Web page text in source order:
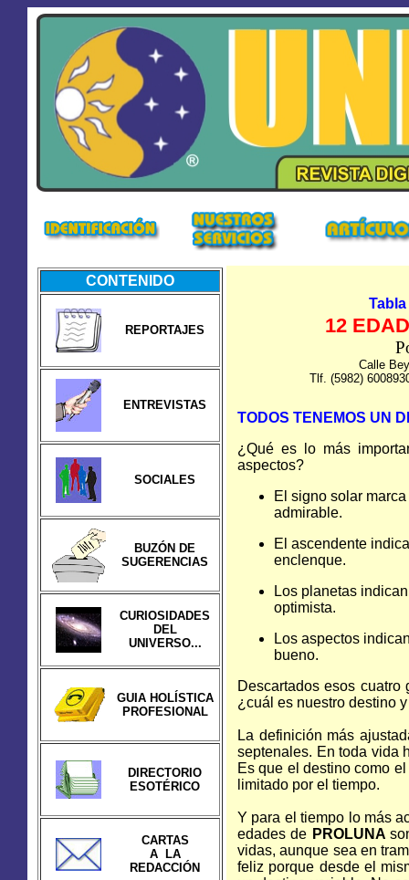
CONTENIDO
REPORTAJES
ENTREVISTAS
SOCIALES
BUZÓN DE
SUGERENCIAS
CURIOSIDADES
DEL
UNIVERSO...
GUIA HOLÍSTICA
PROFESIONAL
DIRECTORIO
ESOTÉRICO
CARTAS
A LA
REDACCIÓN
12
Calle
Tlf. (5982)
TODOS TENEMOS UN
¿Qué es lo más
aspectos?
El signo solar
admirable.
El ascendente
enclenque.
Los planetas
optimista.
Los aspectos
bueno.
Descartados esos
¿cuál es nuestro destino
La definición más
septenales. En toda vida
Es que el destino como
limitado por el tiempo.
Y para el tiempo lo más
edades de PROLUNA
vidas, aunque sea en
feliz porque desde el